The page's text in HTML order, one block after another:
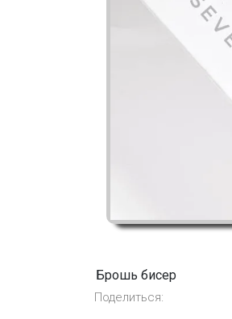
Брошь бисер
Поделиться: